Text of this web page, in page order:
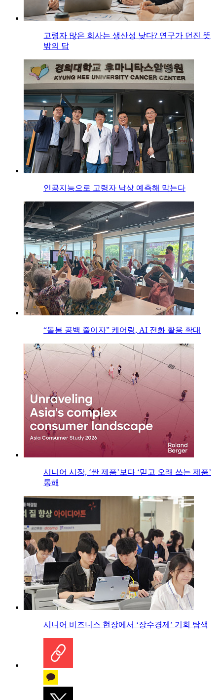
고령자 많은 회사는 생산성 낮다? 연구가 던진 뜻
밖의 답
인공지능으로 고령자 낙상 예측해 막는다
“돌봄 공백 줄이자” 케어링, AI 전화 활용 확대
시니어 시장, ‘싼 제품’보다 ‘믿고 오래 쓰는 제품’
통해
시니어 비즈니스 현장에서 ‘장수경제’ 기회 탐색